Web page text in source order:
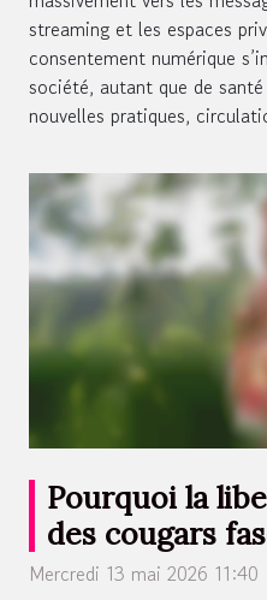
streaming et les espaces
consentement numérique
société, autant que de
nouvelles pratiques,
Pourquoi la
des cougars
génération z
Mercredi 13 mai 2026 11:40